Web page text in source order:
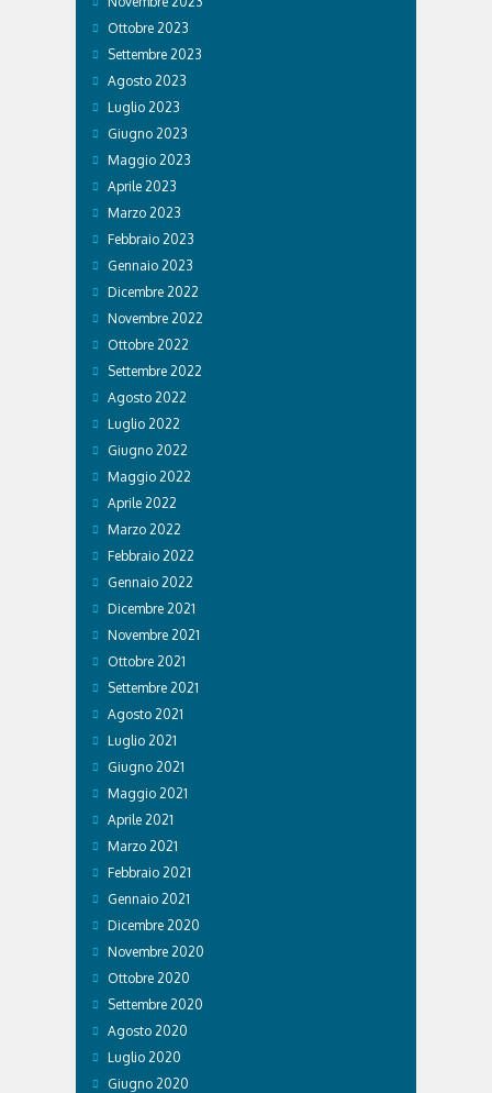
Ottobre 2023
Settembre 2023
Agosto 2023
Luglio 2023
Giugno 2023
Maggio 2023
Aprile 2023
Marzo 2023
Febbraio 2023
Gennaio 2023
Dicembre 2022
Novembre 2022
Ottobre 2022
Settembre 2022
Agosto 2022
Luglio 2022
Giugno 2022
Maggio 2022
Aprile 2022
Marzo 2022
Febbraio 2022
Gennaio 2022
Dicembre 2021
Novembre 2021
Ottobre 2021
Settembre 2021
Agosto 2021
Luglio 2021
Giugno 2021
Maggio 2021
Aprile 2021
Marzo 2021
Febbraio 2021
Gennaio 2021
Dicembre 2020
Novembre 2020
Ottobre 2020
Settembre 2020
Agosto 2020
Luglio 2020
Giugno 2020